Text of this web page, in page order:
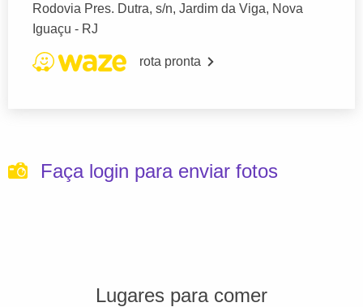
Rodovia Pres. Dutra, s/n, Jardim da Viga, Nova
Iguaçu - RJ
rota pronta
Faça login para enviar fotos
Lugares para comer